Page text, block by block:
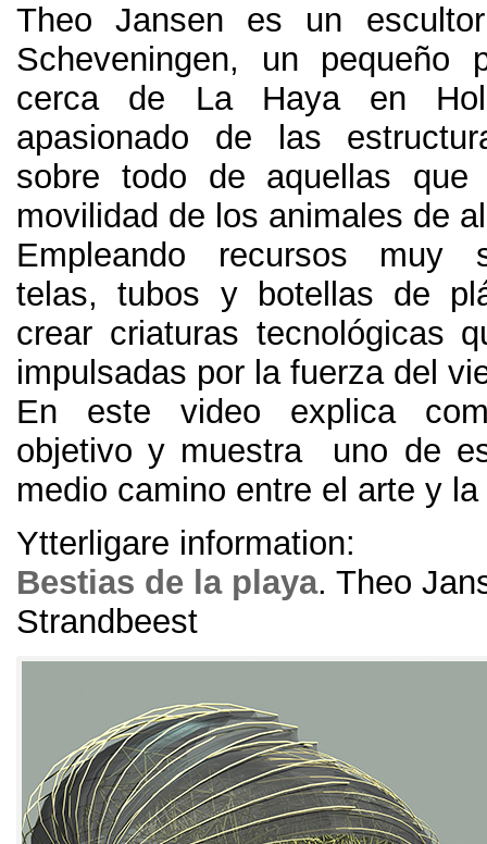
Theo Jansen es un
Scheveningen, un pequeño
cerca de La Haya en
apasionado de las
sobre todo de aquellas que
movilidad de los animales de
Empleando recursos muy
telas,tubos y botellas de
crear criaturas tecnológicas
impulsadas por la fuerza del
En este video explica
objetivo y muestra uno de
medio camino entre el arte y
Ytterligare information:
Bestias de la playa. Theo
Strandbeest